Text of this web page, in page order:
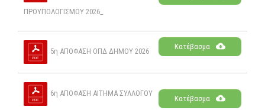
ΠΡΟΥΠΟΛΟΓΙΣΜΟΥ 2026_
5η ΑΠΟΦΑΣΗ ΟΠΔ ΔΗΜΟΥ 2026
Κατέβασμα
6η ΑΠΟΦΑΣΗ ΑΙΤΗΜΑ ΣΥΛΛΟΓΟΥ
Κατέβασμα